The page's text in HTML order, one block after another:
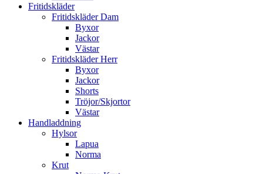
Fritidskläder
Fritidskläder Dam
Byxor
Jackor
Västar
Fritidskläder Herr
Byxor
Jackor
Shorts
Tröjor/Skjortor
Västar
Handladdning
Hylsor
Lapua
Norma
Krut